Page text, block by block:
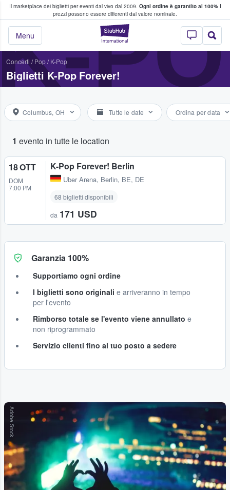
Il marketplace dei biglietti per eventi dal vivo dal 2009. Ogni ordine è garantito al 100%I
prezzi possono essere differenti dal valore nominale.
StubHub - Dove
Menu
fan comprano e vendono biglietti
Concerti / Pop/ K-Pop
Biglietti K-Pop Forever!
Columbus, OH Tutte le date Ordina per data
1 evento in tutte le location
18 OTT
DOM
7:00 PM
K-Pop Forever! Berlin
Uber Arena, Berlin, BE, DE
68 biglietti disponibili
da 171 USD
Garanzia 100%
Supportiamo ogni ordine
I biglietti sono originali e arriveranno in tempo
per l'evento
Rimborso totale se l'evento viene annullato e
non riprogrammato
Servizio clienti fino al tuo posto a sedere
Adobe Stock